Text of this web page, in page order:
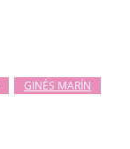
GINÉS MARÍN